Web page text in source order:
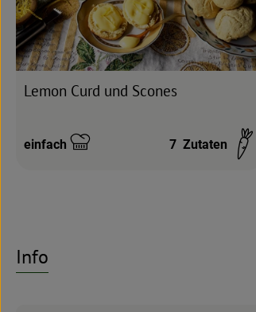
Lemon Curd und Scones
Schwierigkeit:
einfach 7 Zutaten
Info